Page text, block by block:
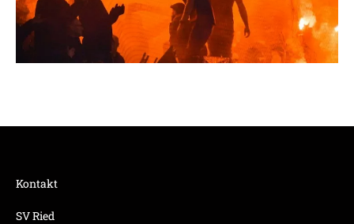
Kontakt
SV Ried